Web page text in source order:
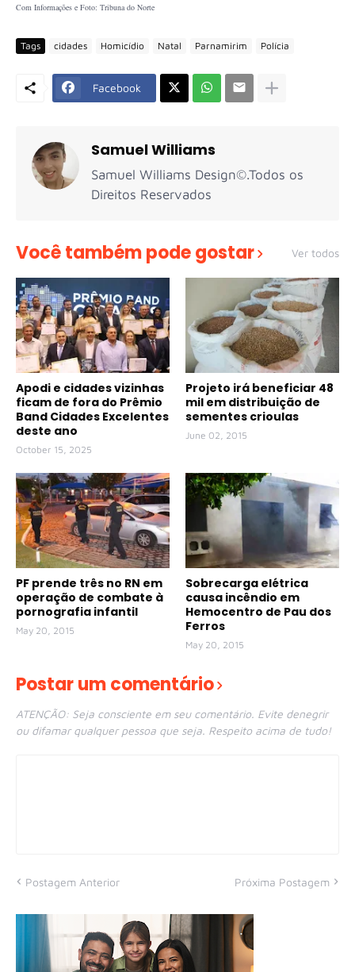
Com Informações e Foto: Tribuna do Norte
Tags cidades Homicídio Natal Parnamirim Polícia
Facebook
Samuel Williams
Samuel Williams Design©.Todos os
Direitos Reservados
Você também pode gostar Ver todos
Apodi e cidades vizinhas
ficam de fora do Prêmio
Band Cidades Excelentes
deste ano
October 15, 2025
Projeto irá beneficiar 48
mil em distribuição de
sementes crioulas
June 02, 2015
PF prende três no RN em
operação de combate à
pornografia infantil
May 20, 2015
Sobrecarga elétrica
causa incêndio em
Hemocentro de Pau dos
Ferros
May 20, 2015
Postar um comentário
ATENÇÃO: Seja consciente em seu comentário. Evite denegrir
ou difamar qualquer pessoa que seja. Respeito acima de tudo!
Postagem Anterior Próxima Postagem